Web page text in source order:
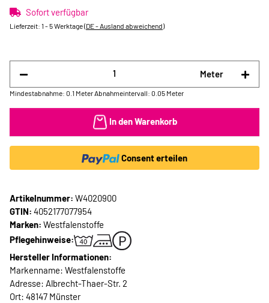
Sofort verfügbar
Lieferzeit: 1 - 5 Werktage(DE - Ausland abweichend)
Meter
Mindestabnahme: 0.1 Meter Abnahmeintervall: 0.05 Meter
In den Warenkorb
Consent erteilen
Artikelnummer: W4020900
GTIN: 4052177077954
Marken: Westfalenstoffe
Pflegehinweise:
Hersteller Informationen:
Markenname: Westfalenstoffe
Adresse: Albrecht-Thaer-Str. 2
Ort: 48147 Münster